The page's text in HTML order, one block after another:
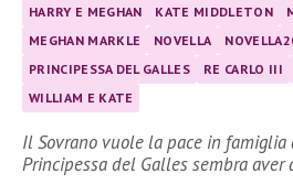
HARRY E MEGHAN
KATE MIDDLETON
MEGHAN MARKLE
NOVELLA
PRINCIPESSA DEL GALLES
RE CARLO III
WILLIAM E KATE
Il Sovrano vuole la pace in famiglia
Principessa del Galles sembra